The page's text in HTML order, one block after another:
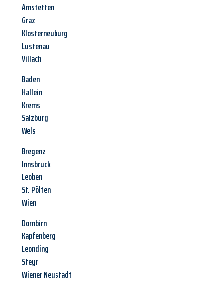
Amstetten
Graz
Klosterneuburg
Lustenau
Villach
Baden
Hallein
Krems
Salzburg
Wels
Bregenz
Innsbruck
Leoben
St. Pölten
Wien
Dornbirn
Kapfenberg
Leonding
Steyr
Wiener Neustadt